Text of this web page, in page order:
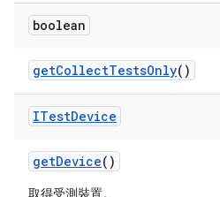
boolean
getCollectTestsOnly()
ITestDevice
getDevice()
取得受測裝置。